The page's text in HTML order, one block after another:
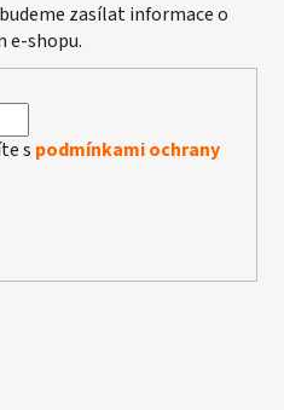
zasílat informace o
e-shopu.
s podmínkami ochrany